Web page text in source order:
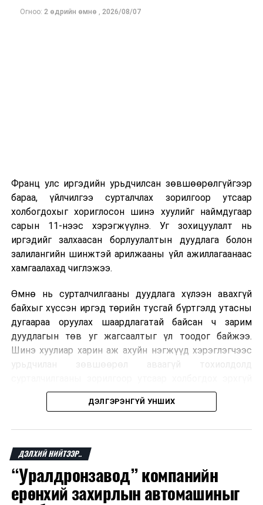
Огноо: 2 өдрийн өмнө , 2026/08/07
Франц улс иргэдийн урьдчилсан зөвшөөрөлгүйгээр
бараа, үйлчилгээ сурталчлах зорилгоор утсаар
холбогдохыг хориглосон шинэ хуулийг наймдугаар
сарын 11-нээс хэрэгжүүлнэ. Уг зохицуулалт нь
иргэдийг залхаасан борлуулалтын дуудлага болон
залилангийн шинжтэй арилжааны үйл ажиллагаанаас
хамгаалахад чиглэжээ.
Өмнө нь сурталчилгааны дуудлага хүлээн авахгүй
байхыг хүссэн иргэд төрийн тусгай бүртгэлд утасны
дугаараа оруулах шаардлагатай байсан ч зарим
дуудлагын төв уг жагсаалтыг үл тоодог байжээ.
Шинэ хуулиар харин аж ахуйн нэгжүүд хэрэглэгчээс
урьдчилан зөвшөөрөл аваагүй тохиолдолд
болно. Иргэн өгсөн зөвшөөрлөө хүссэн үедээ цуцлах
Францын эрх баригчдын тооцоолсноор тус улсын
иргэдийн дөрөвний гурав орчим нь долоо хоног бүр
дор хаяж нэг удаа хүсээгүй сурталчилгааны дуудлага
хүлээн авдаг бөгөөд олон хүн үүнээс ч олон
дуудлагад өртдөг байна. Хэрэглэгчийн эрхийг
ДЭЛГЭРЭНГҮЙ УНШИХ
ДЭЛХИЙ НИЙТЭЭР..
“Уралдронзавод” компанийн
ерөнхий захирлын автомашиныг